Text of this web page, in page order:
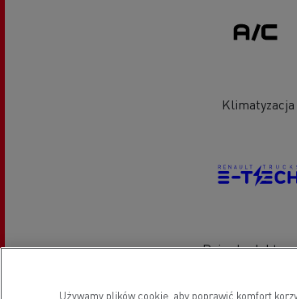
Klimatyzacja
Pojazdy
Używamy plików cookie, aby poprawić komfort